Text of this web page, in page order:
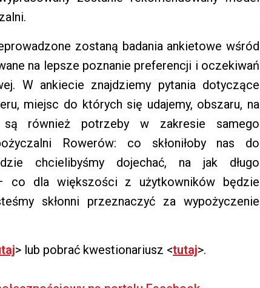
zostaną badania ankietowe wśród
na lepsze poznanie preferencji i oczekiwań
W ankiecie znajdziemy pytania dotyczące
miejsc do których się udajemy, obszaru, na
są również potrzeby w zakresie samego
Rowerów: co skłoniłoby nas do
chcielibyśmy dojechać, na jak długo
co dla większości z użytkowników będzie
skłonni przeznaczyć za wypożyczenie
> lub pobrać kwestionariusz <tutaj>.